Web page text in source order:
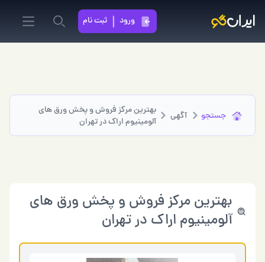
ورود
ثبت نام
menu
جستجو آگهی
بهترین مرکز فروش و پخش ورق های
آلومینیوم اراک در تهران
بهترین مرکز فروش و پخش ورق های
آلومینیوم اراک در تهران